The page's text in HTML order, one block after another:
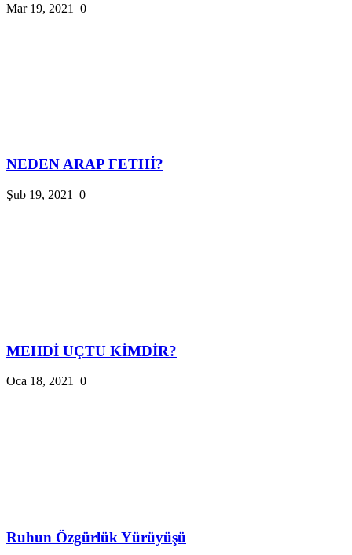
Mar 19, 2021 0
NEDEN ARAP FETHİ?
Şub 19, 2021 0
MEHDİ UÇTU KİMDİR?
Oca 18, 2021 0
Ruhun Özgürlük Yürüyüşü